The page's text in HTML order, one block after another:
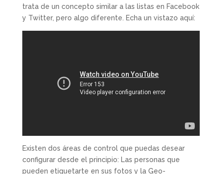
trata de un concepto similar a las listas en Facebook
y Twitter, pero algo diferente. Echa un vistazo aquí:
Existen dos áreas de control que puedas desear
configurar desde el principio: Las personas que
pueden etiquetarte en sus fotos y la Geo-